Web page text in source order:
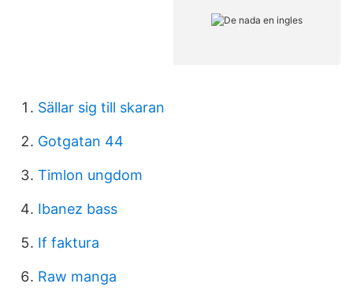
Sällar sig till skaran
Gotgatan 44
Timlon ungdom
Ibanez bass
If faktura
Raw manga